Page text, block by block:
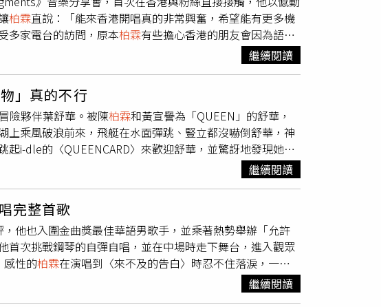
。至於每年觀眾引頸期盼的「國際共演」，則由首次登上
、跨樂種，最驚喜華麗的盛大演出。
柏霖更一連帶來三組限定共演，包括與U:NUS合唱〈一
洋過海來看你〉、〈你是我所有的回憶〉掀起全場回憶
則以〈對面的女孩看過來〉注入青春氣息。演唱會在全場
柏霖直說：「能來香港開唱真的非常興奮，希望能有更多機
多家電台的訪問，原本柏霖有些擔心香港的朋友會因為語言
他的歌曲，還告訴他每次播都會有很多歌迷在電台的社群或
真的好感動，感受到大家對我的鼓勵，很感謝大家。」粉絲
柏霖
包，食物都很好吃！」逗樂全場歌迷。隨後他背起吉他自
賽時獲得好評、金曲歌后莫文蔚的經典歌曲〈愛〉。柏霖
奮到晚上睡不著覺，自己跑去吹風喝啤酒，很開心。」
繼續閱讀
」真的不行
險夥伴葉舒華。被陳柏霖和黃宣譽為「QUEEN」的舒華，
乘風破浪前來，飛艇在水面彈跳、豎立都沒嚇倒舒華，神
起i-dle的〈QUEENCARD〉來歡迎舒華，並驚訝地發現她在
露出一截小蠻腰。舒華不解地看著兩位穿厚外套、戴手套、
、舒華品嘗皇后鎮有名
於瓦卡蒂普湖的美景：「昨天一到這邊真的被嚇到，太漂
，舒華表示平時在韓國會自己下廚：「會煮一些中式或韓
不吃芋頭」，甚至只是聽到「芋頭」兩字就斬釘截鐵大
霖秒變知音，兩人還聯手強烈表態「芋頭不該進火鍋」。看
又無力地小聲反駁：「不要學他們。」完成紐西蘭北島的
飽讀詩書，雖然常講幹話，但很懂表達自己，跟他『出去一
對我說過的，享受
繼續閱讀
完整首歌
他也入圍金曲獎最佳華語男歌手，並乘著熱勢舉辦「允許
次挑戰鋼琴的自彈自唱，並在中場時走下舞台，進入觀眾
感性的柏霖在演唱到〈來不及的告白〉時忍不住落淚，一度
破涕為笑說：「自己怎麼寫了一首那麼好哭的歌。」距離
地背對著觀眾走到鋼琴前坐下，靜靜地演奏起〈沒能夠愛〉，
繼續閱讀